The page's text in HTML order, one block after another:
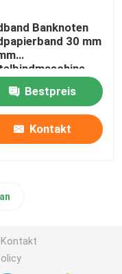
Banknoten
30 mm
Bestpreis
Kontakt
Kontakt